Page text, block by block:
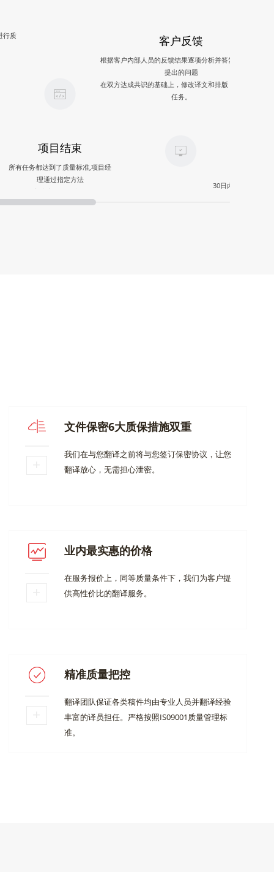
行质
项目结束
所有任务都达到了质量标准,项目经
理通过指定方法
客户反馈
根据客户内部人员的反馈结果逐项分析并答复客户的所
提出的问题
在双方达成共识的基础上，修改译文和排版，改进工程
任务。
30日内，如客户认
文件保密6大质保措施双重
我们在与您翻译之前将与您签订保密协议，让您
翻译放心，无需担心泄密。
业内最实惠的价格
在服务报价上，同等质量条件下，我们为客户提
供高性价比的翻译服务。
精准质量把控
翻译团队保证各类稿件均由专业人员并翻译经验
丰富的译员担任。严格按照IS09001质量管理标
准。